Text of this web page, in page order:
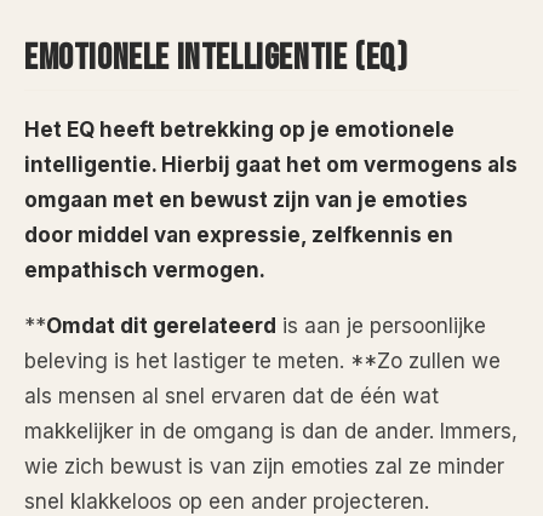
EMOTIONELE INTELLIGENTIE (EQ)
Het EQ heeft betrekking op je emotionele
intelligentie. Hierbij gaat het om vermogens als
omgaan met en bewust zijn van je emoties
door middel van expressie, zelfkennis en
empathisch vermogen.
**Omdat dit gerelateerd is aan je persoonlijke
beleving is het lastiger te meten. **Zo zullen we
als mensen al snel ervaren dat de één wat
makkelijker in de omgang is dan de ander. Immers,
wie zich bewust is van zijn emoties zal ze minder
snel klakkeloos op een ander projecteren.